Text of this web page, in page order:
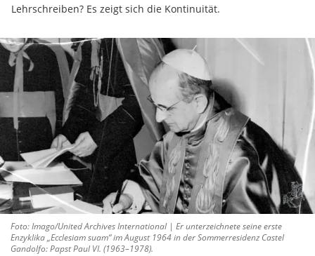
Lehrschreiben? Es zeigt sich die Kontinuität.
Foto: Imago/United Archives International | Er unterzeichnete seine erste
Enzyklika „Ecclesiam suam“ im August 1964 in der Sommerresidenz Castel
Gandolfo: Papst Paul VI. (1963–1978).